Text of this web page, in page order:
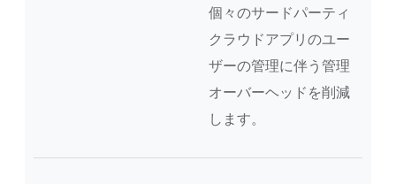
個々のサードパーティ
クラウドアプリのユー
ザーの管理に伴う管理
オーバーヘッドを削減
します。